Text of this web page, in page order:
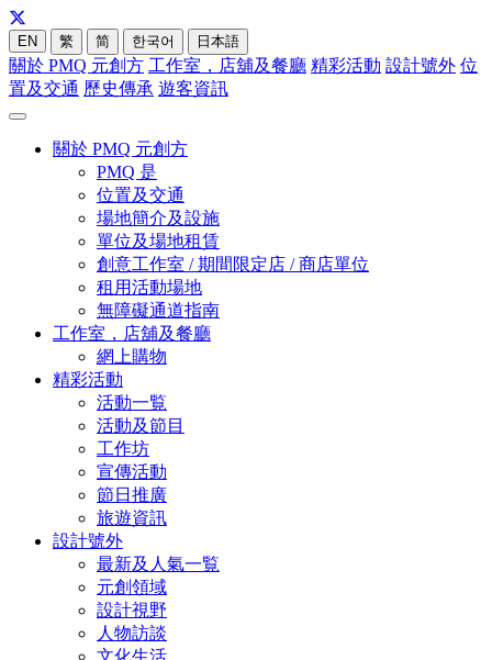
EN 繁 简 한국어 日本語
關於 PMQ 元創方 工作室，店舖及餐廳 精彩活動 設計號外 位
置及交通 歷史傳承 遊客資訊
關於 PMQ 元創方
PMQ 是
位置及交通
場地簡介及設施
單位及場地租賃
創意工作室 / 期間限定店 / 商店單位
租用活動場地
無障礙通道指南
工作室，店舖及餐廳
網上購物
精彩活動
活動一覧
活動及節目
工作坊
宣傳活動
節日推廣
旅遊資訊
設計號外
最新及人氣一覧
元創領域
設計視野
人物訪談
文化生活